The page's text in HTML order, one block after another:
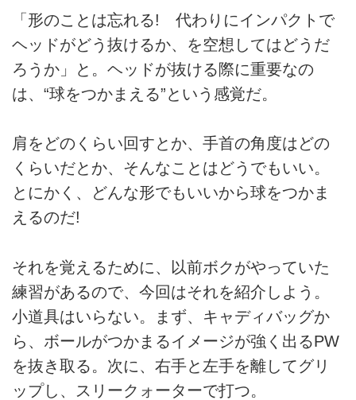
「形のことは忘れる! 代わりにインパクトで
ヘッドがどう抜けるか、を空想してはどうだ
ろうか」と。ヘッドが抜ける際に重要なの
は、“球をつかまえる”という感覚だ。
肩をどのくらい回すとか、手首の角度はどの
くらいだとか、そんなことはどうでもいい。
とにかく、どんな形でもいいから球をつかま
えるのだ!
それを覚えるために、以前ボクがやっていた
練習があるので、今回はそれを紹介しよう。
小道具はいらない。まず、キャディバッグか
ら、ボールがつかまるイメージが強く出るPW
を抜き取る。次に、右手と左手を離してグリ
ップし、スリークォーターで打つ。